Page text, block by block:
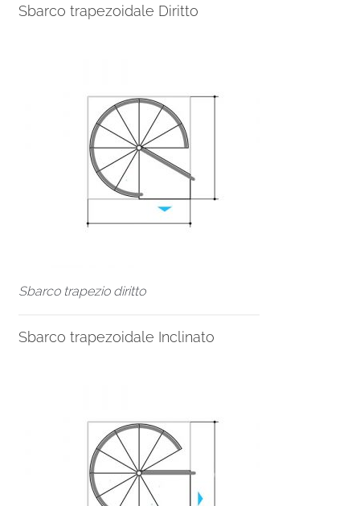
Sbarco trapezoidale Diritto
Sbarco trapezio diritto
Sbarco trapezoidale Inclinato